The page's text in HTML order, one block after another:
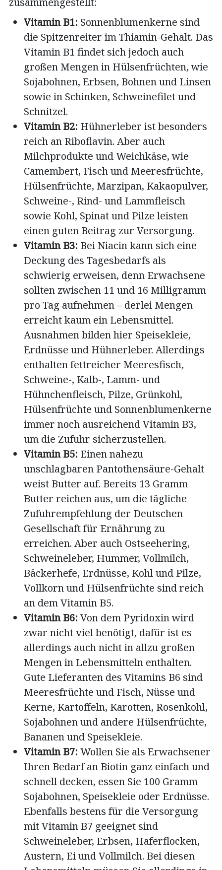
Vitamin B1: Sonnenblumenkerne sind
die Spitzenreiter im Thiamin-Gehalt. Das
Vitamin B1 findet sich jedoch auch
großen Mengen in Hülsenfrüchten, wie
Sojabohnen, Erbsen, Bohnen und Linsen
sowie in Schinken, Schweinefilet und
Schnitzel.
Vitamin B2: Hühnerleber ist besonders
reich an Riboflavin. Aber auch
Milchprodukte und Weichkäse, wie
Camembert, Fisch und Meeresfrüchte,
Hülsenfrüchte, Marzipan, Kakaopulver,
Schweine-, Rind- und Lammfleisch
sowie Kohl, Spinat und Pilze leisten
einen guten Beitrag zur Versorgung.
Vitamin B3: Bei Niacin kann sich eine
Deckung des Tagesbedarfs als
schwierig erweisen, denn Erwachsene
sollten zwischen 11 und 16 Milligramm
pro Tag aufnehmen – derlei Mengen
erreicht kaum ein Lebensmittel.
Ausnahmen bilden hier Speisekleie,
Erdnüsse und Hühnerleber. Allerdings
enthalten fettreicher Meeresfisch,
Schweine-, Kalb-, Lamm- und
Hühnchenfleisch, Pilze, Grünkohl,
Hülsenfrüchte und Sonnenblumenkerne
immer noch ausreichend Vitamin B3,
um die Zufuhr sicherzustellen.
Vitamin B5: Einen nahezu
unschlagbaren Pantothensäure-Gehalt
weist Butter auf. Bereits 13 Gramm
Butter reichen aus, um die tägliche
Zufuhrempfehlung der Deutschen
Gesellschaft für Ernährung zu
erreichen. Aber auch Ostseehering,
Schweineleber, Hummer, Vollmilch,
Bäckerhefe, Erdnüsse, Kohl und Pilze,
Vollkorn und Hülsenfrüchte sind reich
an dem Vitamin B5.
Vitamin B6: Von dem Pyridoxin wird
zwar nicht viel benötigt, dafür ist es
allerdings auch nicht in allzu großen
Mengen in Lebensmitteln enthalten.
Gute Lieferanten des Vitamins B6 sind
Meeresfrüchte und Fisch, Nüsse und
Kerne, Kartoffeln, Karotten, Rosenkohl,
Sojabohnen und andere Hülsenfrüchte,
Bananen und Speisekleie.
Vitamin B7: Wollen Sie als Erwachsener
Ihren Bedarf an Biotin ganz einfach und
schnell decken, essen Sie 100 Gramm
Sojabohnen, Speisekleie oder Erdnüsse.
Ebenfalls bestens für die Versorgung
mit Vitamin B7 geeignet sind
Schweineleber, Erbsen, Haferflocken,
Austern, Ei und Vollmilch. Bei diesen